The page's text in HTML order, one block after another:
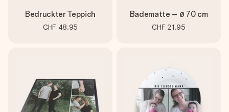
Bedruckter Teppich
CHF 48.95
Badematte – ø 70 cm
CHF 21.95